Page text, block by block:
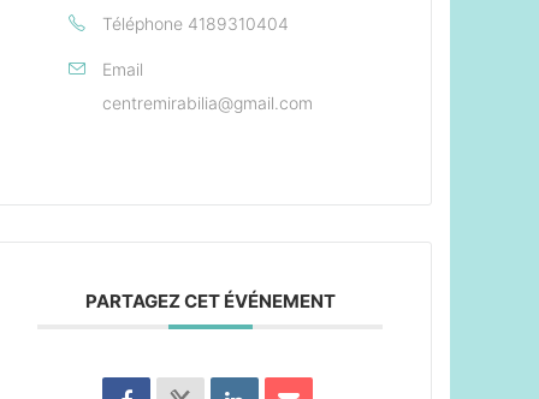
Téléphone 4189310404
Email
centremirabilia@gmail.com
PARTAGEZ CET ÉVÉNEMENT